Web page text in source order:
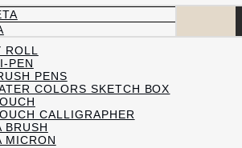
ROLL
PEN
PENS
COLORS SKETCH BOX
CALLIGRAPHER
BRUSH
MICRON